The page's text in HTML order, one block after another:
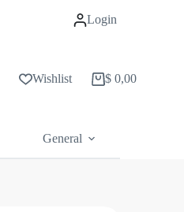
Login
Wishlist
Carrito
$ 0,00
General